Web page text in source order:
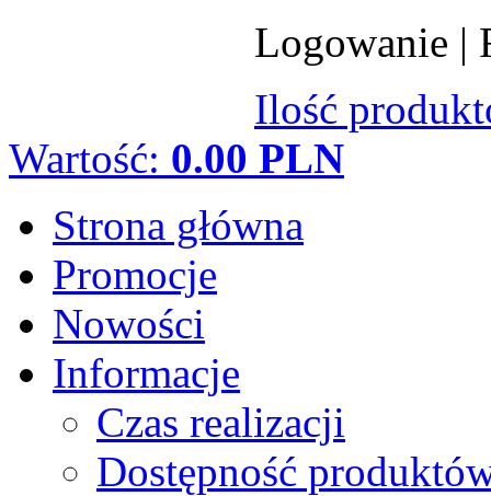
Logowanie |
Ilość
Wartość: 0.00 PLN
Strona główna
Promocje
Nowości
Informacje
Czas realizacji
Dostępność